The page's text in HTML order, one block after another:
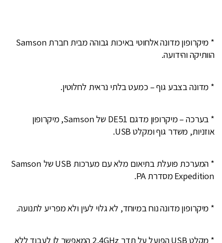
* מיקרופון מדונה אלחוטי באיכות גבוהה מבית חברת Samson
הוותיקה והידועה.
* מדונה בצבע גוף – כמעט בלתי נראית לחלוטין.
* בערכה – מיקרופון מדגם DE51 של Samson, מיקרופון
אוזניות, משדר גוף ומקלט USB.
* המערכת פועלת בתיאום מלא עם מערכות USB של Samson
Expedition מסדרת PA.
* מיקרופון מדונה נוח במיוחד, לא גלוי לעין ולא מפריע לתנועה.
* מקלט USB הפועל על תדר 2.4GHz המאפשר לו לעבוד ללא